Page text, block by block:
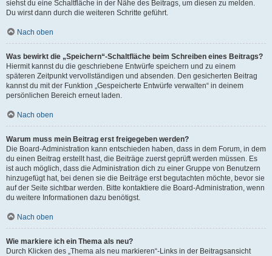
siehst du eine Schaltfläche in der Nähe des Beitrags, um diesen zu melden.
Du wirst dann durch die weiteren Schritte geführt.
Nach oben
Was bewirkt die „Speichern“-Schaltfläche beim Schreiben eines Beitrags?
Hiermit kannst du die geschriebene Entwürfe speichern und zu einem
späteren Zeitpunkt vervollständigen und absenden. Den gesicherten Beitrag
kannst du mit der Funktion „Gespeicherte Entwürfe verwalten“ in deinem
persönlichen Bereich erneut laden.
Nach oben
Warum muss mein Beitrag erst freigegeben werden?
Die Board-Administration kann entschieden haben, dass in dem Forum, in dem
du einen Beitrag erstellt hast, die Beiträge zuerst geprüft werden müssen. Es
ist auch möglich, dass die Administration dich zu einer Gruppe von Benutzern
hinzugefügt hat, bei denen sie die Beiträge erst begutachten möchte, bevor sie
auf der Seite sichtbar werden. Bitte kontaktiere die Board-Administration, wenn
du weitere Informationen dazu benötigst.
Nach oben
Wie markiere ich ein Thema als neu?
Durch Klicken des „Thema als neu markieren“-Links in der Beitragsansicht